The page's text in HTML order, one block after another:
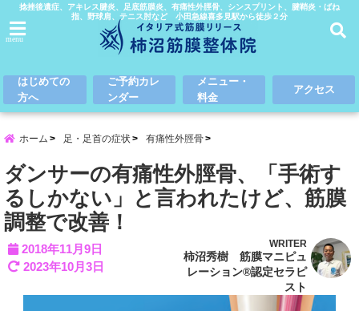
捻挫後遺症、アキレス腱炎、足底筋膜炎、有痛性外脛骨、シンスプリント、腱鞘炎・ばね
指、野球肩、テニス肘など 小田急線喜多見駅から徒歩２分
menu
はじめての
方へ
ご予約カレ
ンダー
メニュー・
料金
アクセス
ホーム 足・足首の症状 有痛性外脛骨
ダンサーの有痛性外脛骨、「手術す
るしかない」と言われたけど、筋膜
調整で改善！
2018年11月9日
2023年10月3日
WRITER
柿沼秀樹 筋膜マニピュ
レーション®認定セラピ
スト